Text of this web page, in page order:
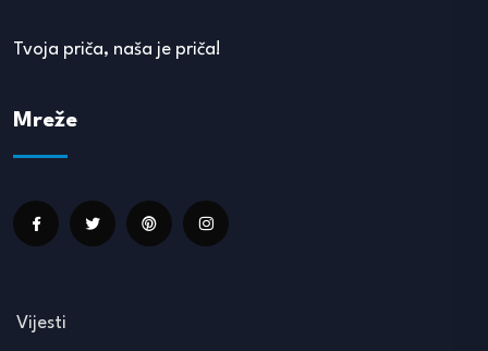
Tvoja priča, naša je priča!
Mreže
Vijesti